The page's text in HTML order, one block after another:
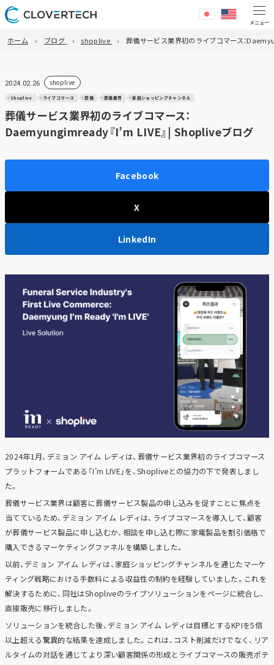
ホーム ブログ shoplive 葬儀サービス業界初のライブコマース：
2024.02.26 shoplive
Shoplive ライブコマース 葬儀 葬儀業界 家庭ショッピングチャンネル
葬儀サービス業界初のライブコマース：
Daemyungimready『I’m LIVE』| Shopliveブログ
Facebook
X
LinkedIn
2024年1月、デミョン アイム レディは、葬儀サービス業界初のライブコマース
プラットフォームである「I’m LIVE」を、Shopliveとの協力の下で発表しまし
た。
葬儀サービス業界は顧客に葬儀サービス製品の申し込みを促すことに焦点を
当てているため、デミョン アイム レディは、ライブコマースを導入して、顧客
が葬儀サービス製品に申し込むか、相談を申し込む際に家電製品を割引価格で
購入できるマーケティングファネルを構築しました。
以前、デミョン アイム レディは、家庭ショッピングチャンネルを通じたマーケ
ティング戦略における手数料による収益性の制約を経験していました。これを
解決するために、同社はShopliveのライブソリューションをページに統合し、
直接販売に移行しました。
ソリューションを統合した後、デミョン アイム レディは目標とするKPIを5倍
以上超える驚異的な結果を達成しました。これは、コスト削減だけでなく、リア
ルタイムの対話を通じてより深い顧客関係の形成とライブコマースの販売ポテ